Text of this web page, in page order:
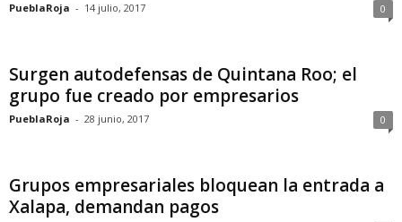
PueblaRoja - 14 julio, 2017 0
Surgen autodefensas de Quintana Roo; el
grupo fue creado por empresarios
PueblaRoja - 28 junio, 2017 0
Grupos empresariales bloquean la entrada a
Xalapa, demandan pagos